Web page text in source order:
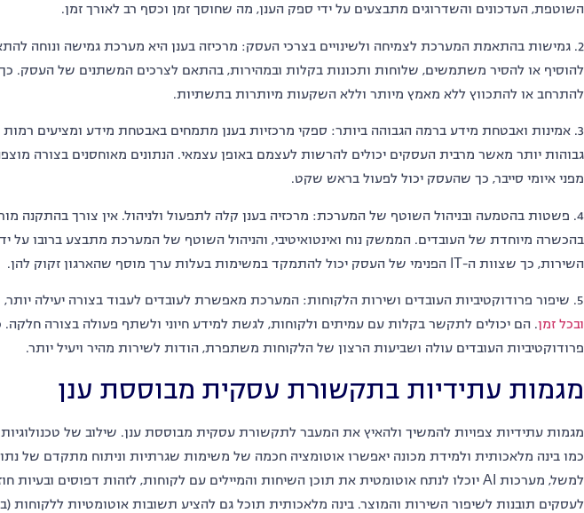
השוטפת, העדכונים והשדרוגים מתבצעים על ידי ספק הענן, מה שחוסך זמן וכסף רב לאורך זמן.
2. גמישות בהתאמת המערכת לצמיחה ולשינויים בצרכי העסק: מרכיזה בענן היא מערכת גמישה ונוחה
להוסיף או להסיר משתמשים, שלוחות ותכונות בקלות ובמהירות, בהתאם לצרכים המשתנים של העסק. כך
להתרחב או להתכווץ ללא מאמץ מיותר וללא השקעות מיותרות בתשתיות.
3. אמינות ואבטחת מידע ברמה הגבוהה ביותר: ספקי מרכזיות בענן מתמחים באבטחת מידע ומציעים
גבוהות יותר מאשר מרבית העסקים יכולים להרשות לעצמם באופן עצמאי. הנתונים מאוחסנים בצורה
מפני איומי סייבר, כך שהעסק יכול לפעול בראש שקט.
4. פשטות בהטמעה ובניהול השוטף של המערכת: מרכזיה בענן קלה לתפעול ולניהול. אין צורך בהתקנה
בהכשרה מיוחדת של העובדים. הממשק נוח ואינטואיטיבי, והניהול השוטף של המערכת מתבצע ברובו על
השירות, כך שצוות ה-IT הפנימי של העסק יכול להתמקד במשימות בעלות ערך מוסף שהארגון זקוק להן.
5. שיפור פרודוקטיביות העובדים ושירות הלקוחות: המערכת מאפשרת לעובדים לעבוד בצורה יעילה יותר,
ובכל זמן. הם יכולים לתקשר בקלות עם עמיתים ולקוחות, לגשת למידע חיוני ולשתף פעולה בצורה חלקה.
פרודוקטיביות העובדים עולה ושביעות הרצון של הלקוחות משתפרת, הודות לשירות מהיר ויעיל יותר.
מגמות עתידיות בתקשורת עסקית מבוססת ענן
מגמות עתידיות צפויות להמשיך ולהאיץ את המעבר לתקשורת עסקית מבוססת ענן. שילוב של
כמו בינה מלאכותית ולמידת מכונה יאפשרו אוטומציה חכמה של משימות שגרתיות וניתוח מתקדם של
למשל, מערכות יוכלו לנתח אוטומטית את תוכן השיחות והמיילים עם לקוחות, לזהות דפוסים ובעיות
לעסקים תובנות לשיפור השירות והמוצר. בינה מלאכותית תוכל גם להציע תשובות אוטומטיות ללקוחות (